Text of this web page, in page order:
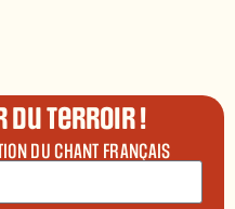
du terroir !
DU CHANT FRANÇAIS